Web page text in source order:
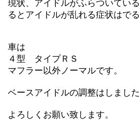
現状、アイドルがふらついてい
るとアイドルが乱れる症状はで
車は
４型 タイプＲＳ
マフラー以外ノーマルです。
ベースアイドルの調整はしまし
よろしくお願い致します。